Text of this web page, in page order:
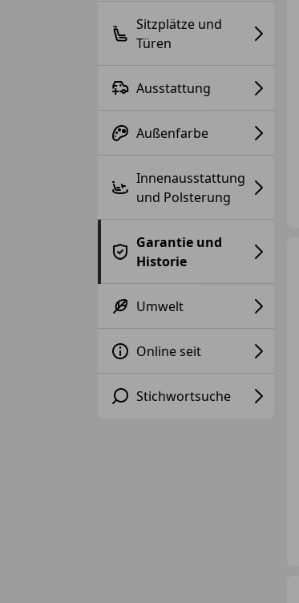
Sitzplätze und
Türen
Ausstattung
Außenfarbe
Innenausstattung
und Polsterung
Garantie und
Historie
Umwelt
Online seit
Stichwortsuche